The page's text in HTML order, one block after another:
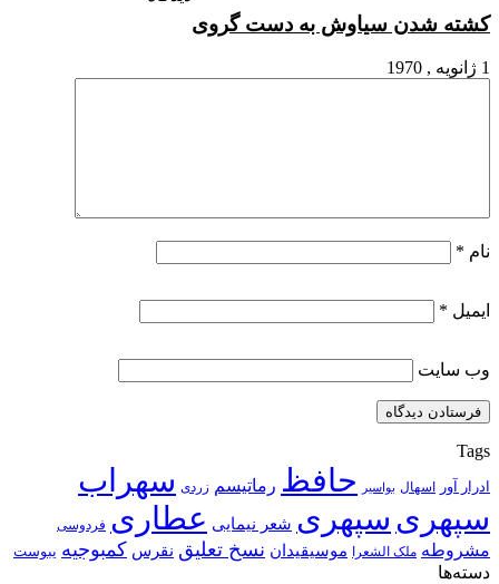
کشته شدن سیاوش به دست گروى
1 ژانویه , 1970
نام *
ایمیل *
وب‌ سایت
Tags
ادرار آور اسهال بواسیر حافظ رماتیسم زردی سهراب
سپهری سپهری شعر نیمایی عطاری فردوسی
مشروطه ملک الشعرا موسیقیدان نسخ تعلیق نقرس کمبوجیه یبوست
دسته‌ها